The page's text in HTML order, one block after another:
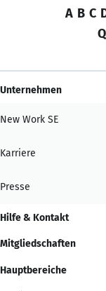
A B C
Q
Unternehmen
New Work SE
Karriere
Presse
Hilfe & Kontakt
Mitgliedschaften
Hauptbereiche